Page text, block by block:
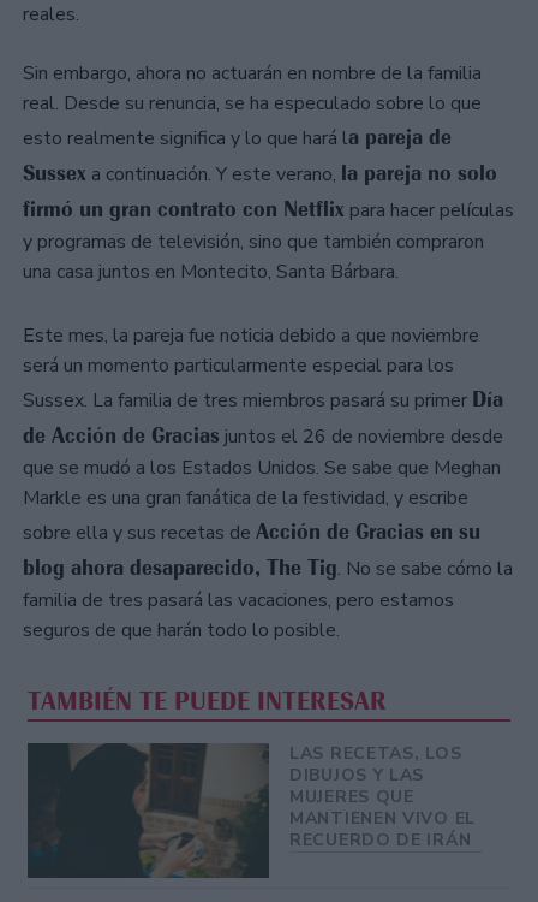
reales.
Sin embargo, ahora no actuarán en nombre de la familia
real. Desde su renuncia, se ha especulado sobre lo que
esto realmente significa y lo que hará la pareja de
Sussex a continuación. Y este verano, la pareja no solo
firmó un gran contrato con Netflix para hacer películas
y programas de televisión, sino que también compraron
una casa juntos en Montecito, Santa Bárbara.
Este mes, la pareja fue noticia debido a que noviembre
será un momento particularmente especial para los
Sussex. La familia de tres miembros pasará su primer Día
de Acción de Gracias juntos el 26 de noviembre desde
que se mudó a los Estados Unidos. Se sabe que Meghan
Markle es una gran fanática de la festividad, y escribe
sobre ella y sus recetas de Acción de Gracias en su
blog ahora desaparecido, The Tig. No se sabe cómo la
familia de tres pasará las vacaciones, pero estamos
seguros de que harán todo lo posible.
TAMBIÉN TE PUEDE INTERESAR
LAS RECETAS, LOS
DIBUJOS Y LAS
MUJERES QUE
MANTIENEN VIVO EL
RECUERDO DE IRÁN